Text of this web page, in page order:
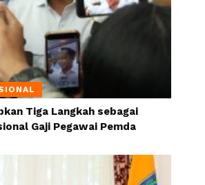
Tiga Langkah sebagai
Gaji Pegawai Pemda